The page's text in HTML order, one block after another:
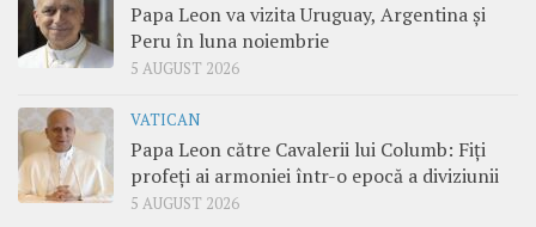
Papa Leon va vizita Uruguay, Argentina și
Peru în luna noiembrie
5 AUGUST 2026
VATICAN
Papa Leon către Cavalerii lui Columb: Fiți
profeți ai armoniei într-o epocă a diviziunii
5 AUGUST 2026